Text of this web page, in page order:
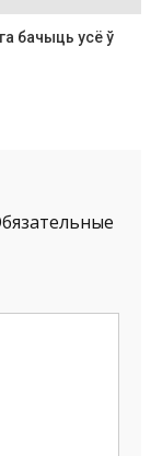
бачыць усё ў